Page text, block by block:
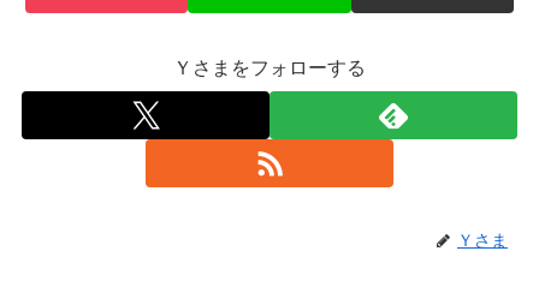
Ｙさまをフォローする
Ｙさま